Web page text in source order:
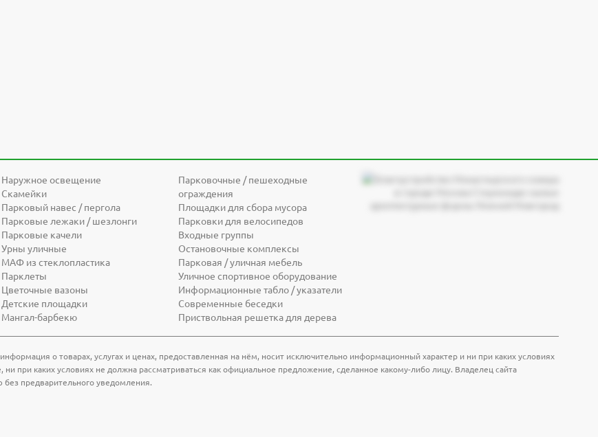
Наружное освещение
Скамейки
Парковый навес / пергола
Парковые лежаки / шезлонги
Парковые качели
Урны уличные
МАФ из стеклопластика
Парклеты
Цветочные вазоны
Детские площадки
Мангал-барбекю
Парковочные / пешеходные
ограждения
Площадки для сбора мусора
Парковки для велосипедов
Входные группы
Остановочные комплексы
Парковая / уличная мебель
Уличное спортивное оборудование
Информационные табло / указатели
Современные беседки
Приствольная решетка для дерева
о товарах, услугах и ценах, предоставленная на нём, носит исключительно информационный характер и ни при каких условиях
при каких условиях не должна рассматриваться как официальное предложение, сделанное какому-либо лицу. Владелец сайта
предварительного уведомления.